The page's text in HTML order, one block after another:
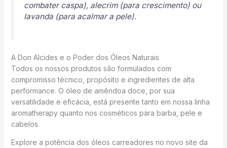
combater caspa), alecrim (para crescimento) ou
lavanda (para acalmar a pele).
A Don Alcides e o Poder dos Óleos Naturais
Todos os nossos produtos são formulados com
compromisso técnico, propósito e ingredientes de alta
performance. O óleo de amêndoa doce, por sua
versatilidade e eficácia, está presente tanto em nossa linha
aromatherapy quanto nos cosméticos para barba, pele e
cabelos.
Explore a potência dos óleos carreadores no novo site da